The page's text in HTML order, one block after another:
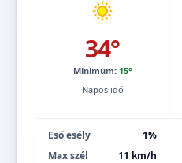
34°
Minimum: 15°
Napos idő
Eső esély
1%
Max szél
11 km/h